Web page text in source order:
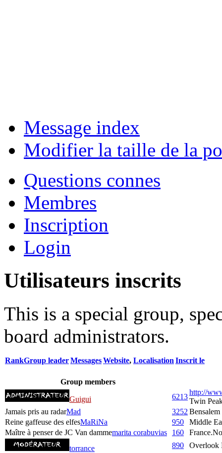
Message index
Modifier la taille de la
Questions connes
Membres
Inscription
Login
Utilisateurs inscrits
This is a special group,
board administrators.
RankGroup leaderMessagesWebsite, Localisation Inscrit le
Group members
Guigui 6213
http://
Twin
Jamais pris au radarMad 3252 Bensalem
Reine gaffeuse des elfesMaRiNa 950
Middle
Maître à penser de JC Van dammemarita corabuvias 160
torrance
890
Overlook